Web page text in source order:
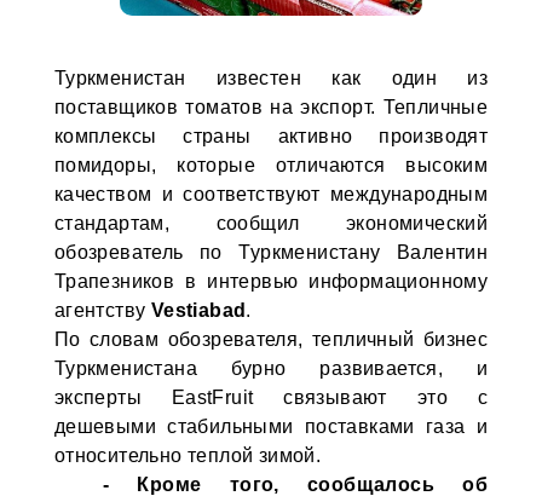
Туркменистан известен как один из
поставщиков томатов на экспорт. Тепличные
комплексы страны активно производят
помидоры, которые отличаются высоким
качеством и соответствуют международным
стандартам, сообщил экономический
обозреватель по Туркменистану Валентин
Трапезников в интервью информационному
агентству Vestiabad .
По словам обозревателя, тепличный бизнес
Туркменистана бурно развивается, и
эксперты EastFruit связывают это с
дешевыми стабильными поставками газа и
относительно теплой зимой.
- Кроме того, сообщалось об